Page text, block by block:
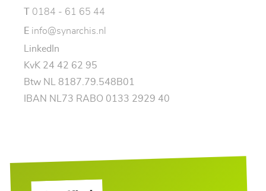
0184 - 61 65 44
E info@synarchis.nl
LinkedIn
KvK 24 42 62 95
Btw NL 8187.79.548B01
IBAN NL73 RABO 0133 2929 40